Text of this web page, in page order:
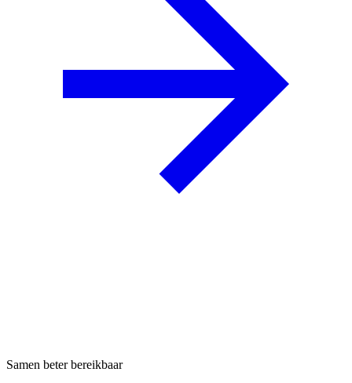
Samen beter bereikbaar